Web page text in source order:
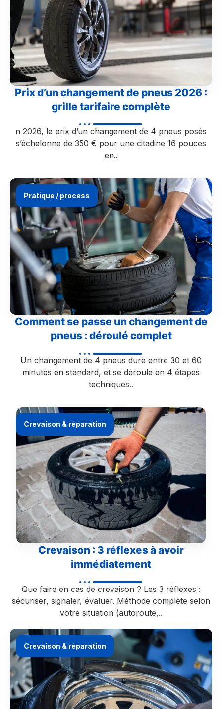
Prix d’un changement de pneus 2026 :
grille tarifaire complète
n 2026, le prix d’un changement de 4 pneus posés
s’échelonne de 350 € pour une citadine 16 pouces
en..
Pratique / process
Comment se passe un changement de
pneus : déroulé complet
Un changement de 4 pneus dure entre 30 et 60
minutes en standard, et se déroule en 4 étapes
techniques..
Crevaison & réparation
Crevaison : 3 réflexes à avoir
immédiatement
Que faire en cas de crevaison ? Les 3 réflexes :
sécuriser, signaler, évaluer. Méthode complète selon
votre situation (autoroute,..
Crevaison & réparation